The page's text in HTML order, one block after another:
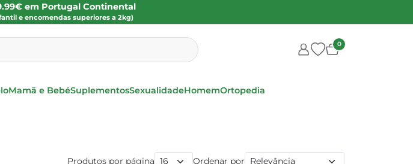
em Portugal Continental
e encomendas superiores a 2kg)
0
Mamã e BebéSuplementosSexualidadeHomemOrtopedia
Produtos por página Ordenar por